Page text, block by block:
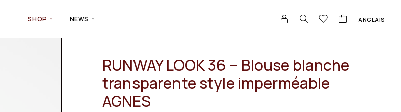
SHOP NEWS ANGLAIS
RUNWAY LOOK 36 – Blouse blanche
transparente style imperméable
AGNES